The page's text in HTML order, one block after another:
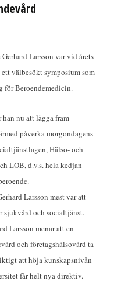
Larsson var vid årets
välbesökt symposium som
för Beroendemedicin.
nu att lägga fram
påverka morgondagens
Hälso- och
LOB, d.v.s. hela kedjan
Larsson mest var att
sjukvård och socialtjänst.
Larsson menar att en
och företagshälsovård ta
att höja kunskapsnivån
får helt nya direktiv.